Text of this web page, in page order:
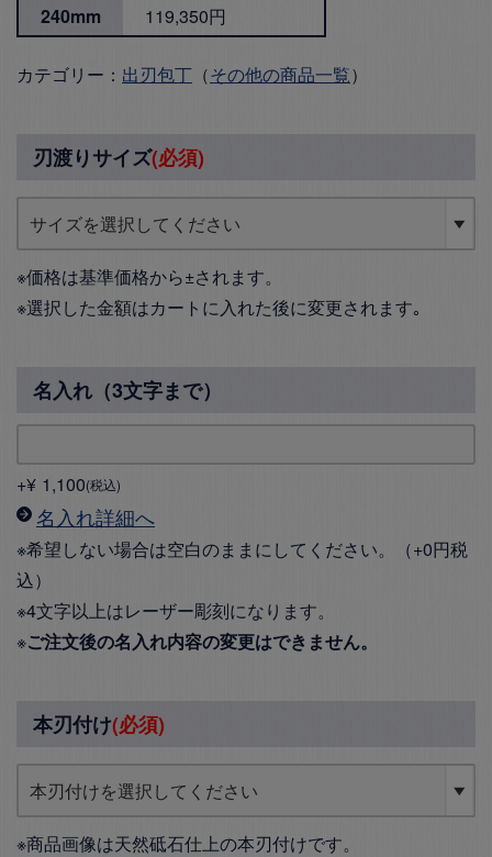
240mm
119,350円
カテゴリー： 出刃包丁 （その他の商品一覧）
刃渡りサイズ(必須)
※価格は基準価格から±されます。
※選択した金額はカートに入れた後に変更されます｡
名入れ（3文字まで）
+¥ 1,100 税込
名入れ詳細へ
※希望しない場合は空白のままにしてください。（+0円税
込）
※4文字以上はレーザー彫刻になります。
※ご注文後の名入れ内容の変更はできません。
本刃付け(必須)
※商品画像は天然砥石仕上の本刃付けです。